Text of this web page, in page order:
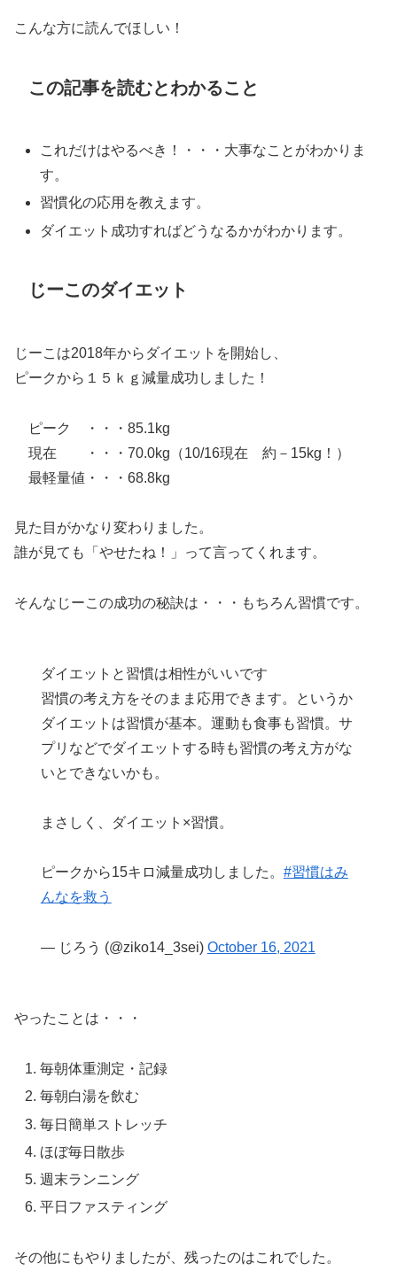
こんな方に読んでほしい！
この記事を読むとわかること
これだけはやるべき！・・・大事なことがわかりま
す。
習慣化の応用を教えます。
ダイエット成功すればどうなるかがわかります。
じーこのダイエット
じーこは2018年からダイエットを開始し、
ピークから１５ｋｇ減量成功しました！
ピーク ・・・85.1kg
現在 ・・・70.0kg（10/16現在 約－15kg！）
最軽量値・・・68.8kg
見た目がかなり変わりました。
誰が見ても「やせたね！」って言ってくれます。
そんなじーこの成功の秘訣は・・・もちろん習慣です。
ダイエットと習慣は相性がいいです
習慣の考え方をそのまま応用できます。というか
ダイエットは習慣が基本。運動も食事も習慣。サ
プリなどでダイエットする時も習慣の考え方がな
いとできないかも。
まさしく、ダイエット×習慣。
ピークから15キロ減量成功しました。 #習慣はみ
んなを救う
— じろう (@ziko14_3sei) October 16, 2021
やったことは・・・
毎朝体重測定・記録
毎朝白湯を飲む
毎日簡単ストレッチ
ほぼ毎日散歩
週末ランニング
平日ファスティング
その他にもやりましたが、残ったのはこれでした。